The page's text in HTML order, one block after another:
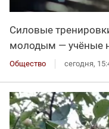
Силовые
молодым — учёные
Общество сегодня,